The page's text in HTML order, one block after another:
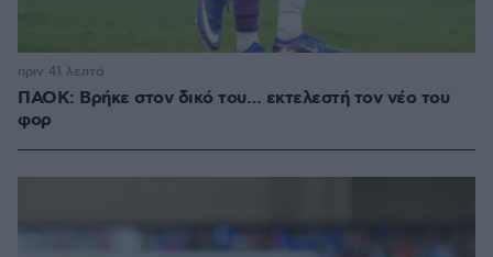
ΠΑΟΚ: Βρήκε στον δικό του… εκτελεστή τον νέο του
φορ
πριν 41 λεπτά